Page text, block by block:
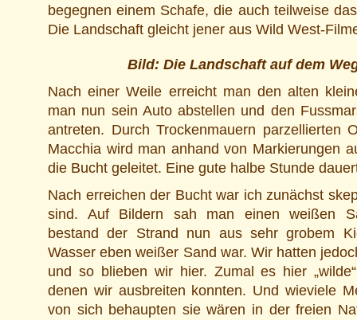
begegnen einem Schafe, die auch teilweise
Die Landschaft gleicht jener aus Wild West-
Bild: Die Landschaft auf dem
Nach einer Weile erreicht man den alten
man nun sein Auto abstellen und den
antreten. Durch Trockenmauern parzellierten
Macchia wird man anhand von Markierungen
die Bucht geleitet. Eine gute halbe Stunde
Nach erreichen der Bucht war ich zunächst
sind. Auf Bildern sah man einen weißen
bestand der Strand nun aus sehr grobem
Wasser eben weißer Sand war. Wir hatten
und so blieben wir hier. Zumal es hier
denen wir ausbreiten konnten. Und wieviele
von sich behaupten sie wären in der freien